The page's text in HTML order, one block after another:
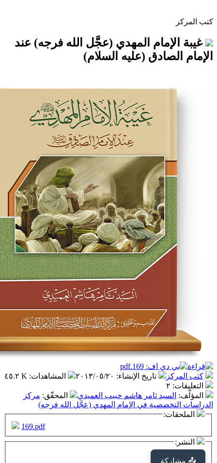
المهدي (عجَّل الله فرجه) عند
(عليه السلام)
تاريخ الإنشاء:٢٠١٣/٠٥/٢٠ المشاهدات:٤٥.٢ K
٢
ثامر هاشم حبيب العميدي
المحقّق:مركز
في الإمام المهدي (عجَّل الله فرجه)